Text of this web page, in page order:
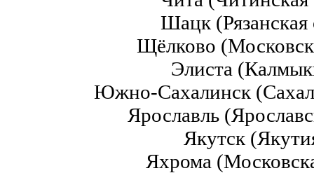
Шацк
Щёлково
Элиста
Южно-Сахалинск
Ярославль
Якутск
Яхрома